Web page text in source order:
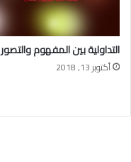
التداولية بين المفهوم والتصور
أكتوبر 13, 2018